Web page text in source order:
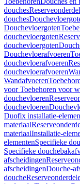
douches
douches
Douchevloergoten
douchevloergoten
douchevloergoten
Douchevloerafvoeren
douchevloerafvoeren
douchevloerafvoeren
Wandafvoeren
voor Toebehoren voor
douchevloeren
douchevloeren
Duofix installatie-
materiaal
materiaalInstallatie-
elementenSpecifieke
Specifieke
afscheidingen
afscheidingenDouche-
douche